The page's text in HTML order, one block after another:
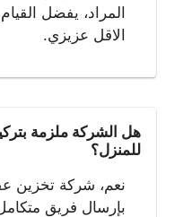
المراد، يفضل
الاقل عزيزي.
هل الشركة ملزمة
للمنزل؟
نعم، شركة تخزين
بإرسال فريق